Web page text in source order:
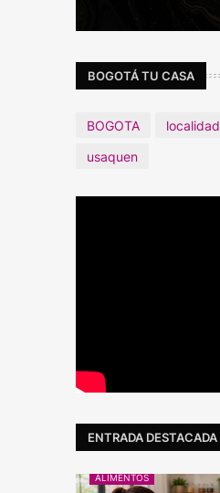
BOGOTÁ TU CASA
BOGOTA localidad
usaquen
ENTRADA DESTACADA
ALIMENTOS